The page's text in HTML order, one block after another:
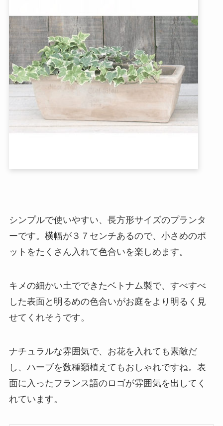
シンプルで使いやすい、長方形サイズのプランタ
ーです。横幅が３７センチあるので、小さめのポ
ットをたくさん入れて色合いを楽しめます。
キメの細かい土でできたベトナム製で、すべすべ
した表面と明るめの色合いがお庭をより明るく見
せてくれそうです。
ナチュラルな雰囲気で、お花を入れても素敵だ
し、ハーブを数種類植えてもおしゃれですね。表
面に入ったフランス語のロゴが雰囲気を出してく
れています。